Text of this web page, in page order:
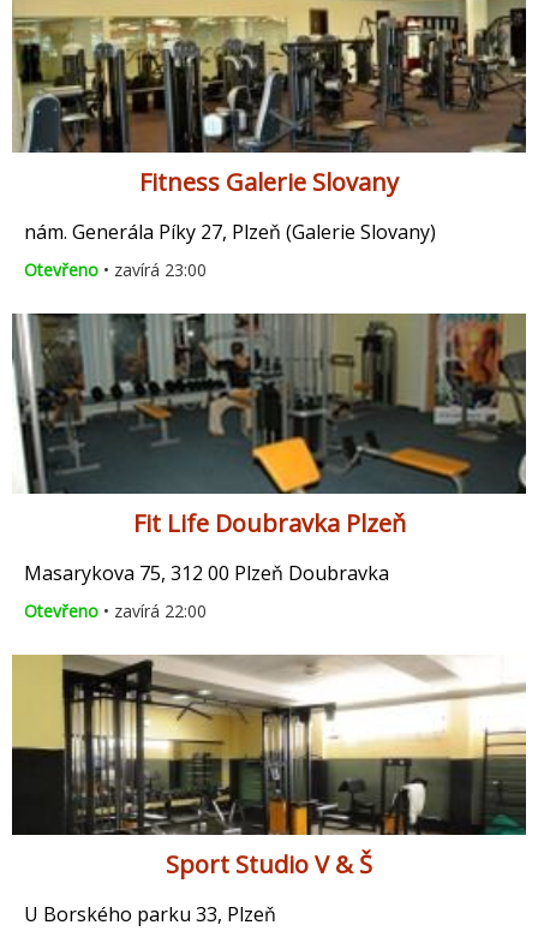
Fitness Galerie Slovany
nám. Generála Píky 27, Plzeň (Galerie Slovany)
Otevřeno • zavírá 23:00
Fit Life Doubravka Plzeň
Masarykova 75, 312 00 Plzeň Doubravka
Otevřeno • zavírá 22:00
Sport Studio V & Š
U Borského parku 33, Plzeň